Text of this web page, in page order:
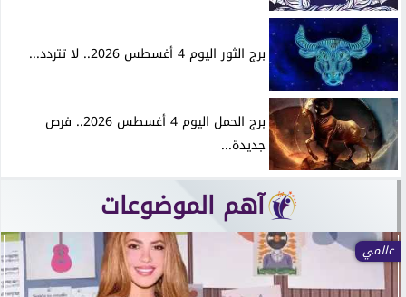
برج الثور اليوم 4 أغسطس 2026.. لا تتردد...
برج الحمل اليوم 4 أغسطس 2026.. فرص
جديدة...
آهم الموضوعات
عالمي